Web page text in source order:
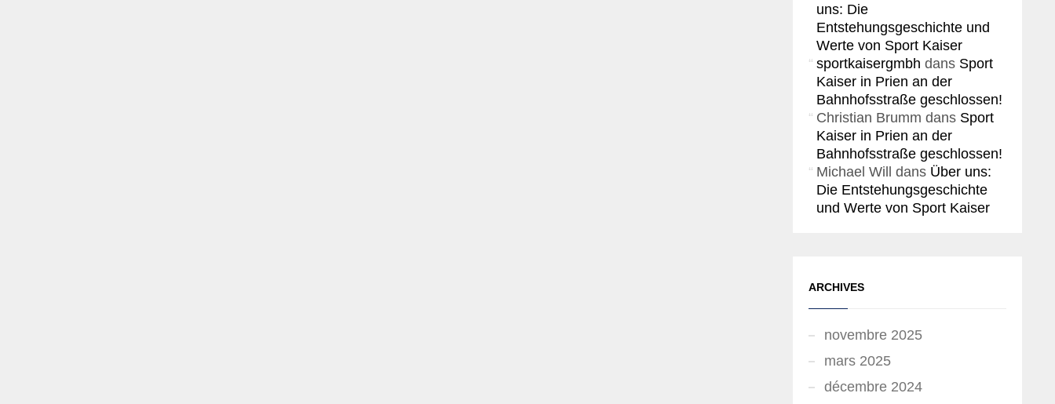
uns: Die
Entstehungsgeschichte und
Werte von Sport Kaiser
sportkaisergmbh dans Sport
Kaiser in Prien an der
Bahnhofsstraße geschlossen!
Christian Brumm dans Sport
Kaiser in Prien an der
Bahnhofsstraße geschlossen!
Michael Will
dans Über uns:
Die Entstehungsgeschichte
und Werte von Sport Kaiser
ARCHIVES
novembre 2025
mars 2025
décembre 2024